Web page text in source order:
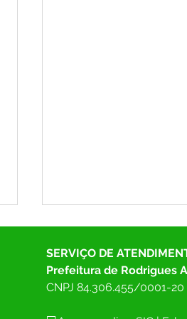
SERVIÇO DE
Prefeitura de Rodrigues
CNPJ 84.306.455/0001-20